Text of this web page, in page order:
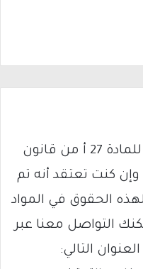
يتم الاستخدام المواد وفقًا للمادة 27 أ من قانون
التأليف والنشر 2007، وإن كنت تعتقد أنه تم
الحقوق في المواد
التواصل معنا عبر
التالي: